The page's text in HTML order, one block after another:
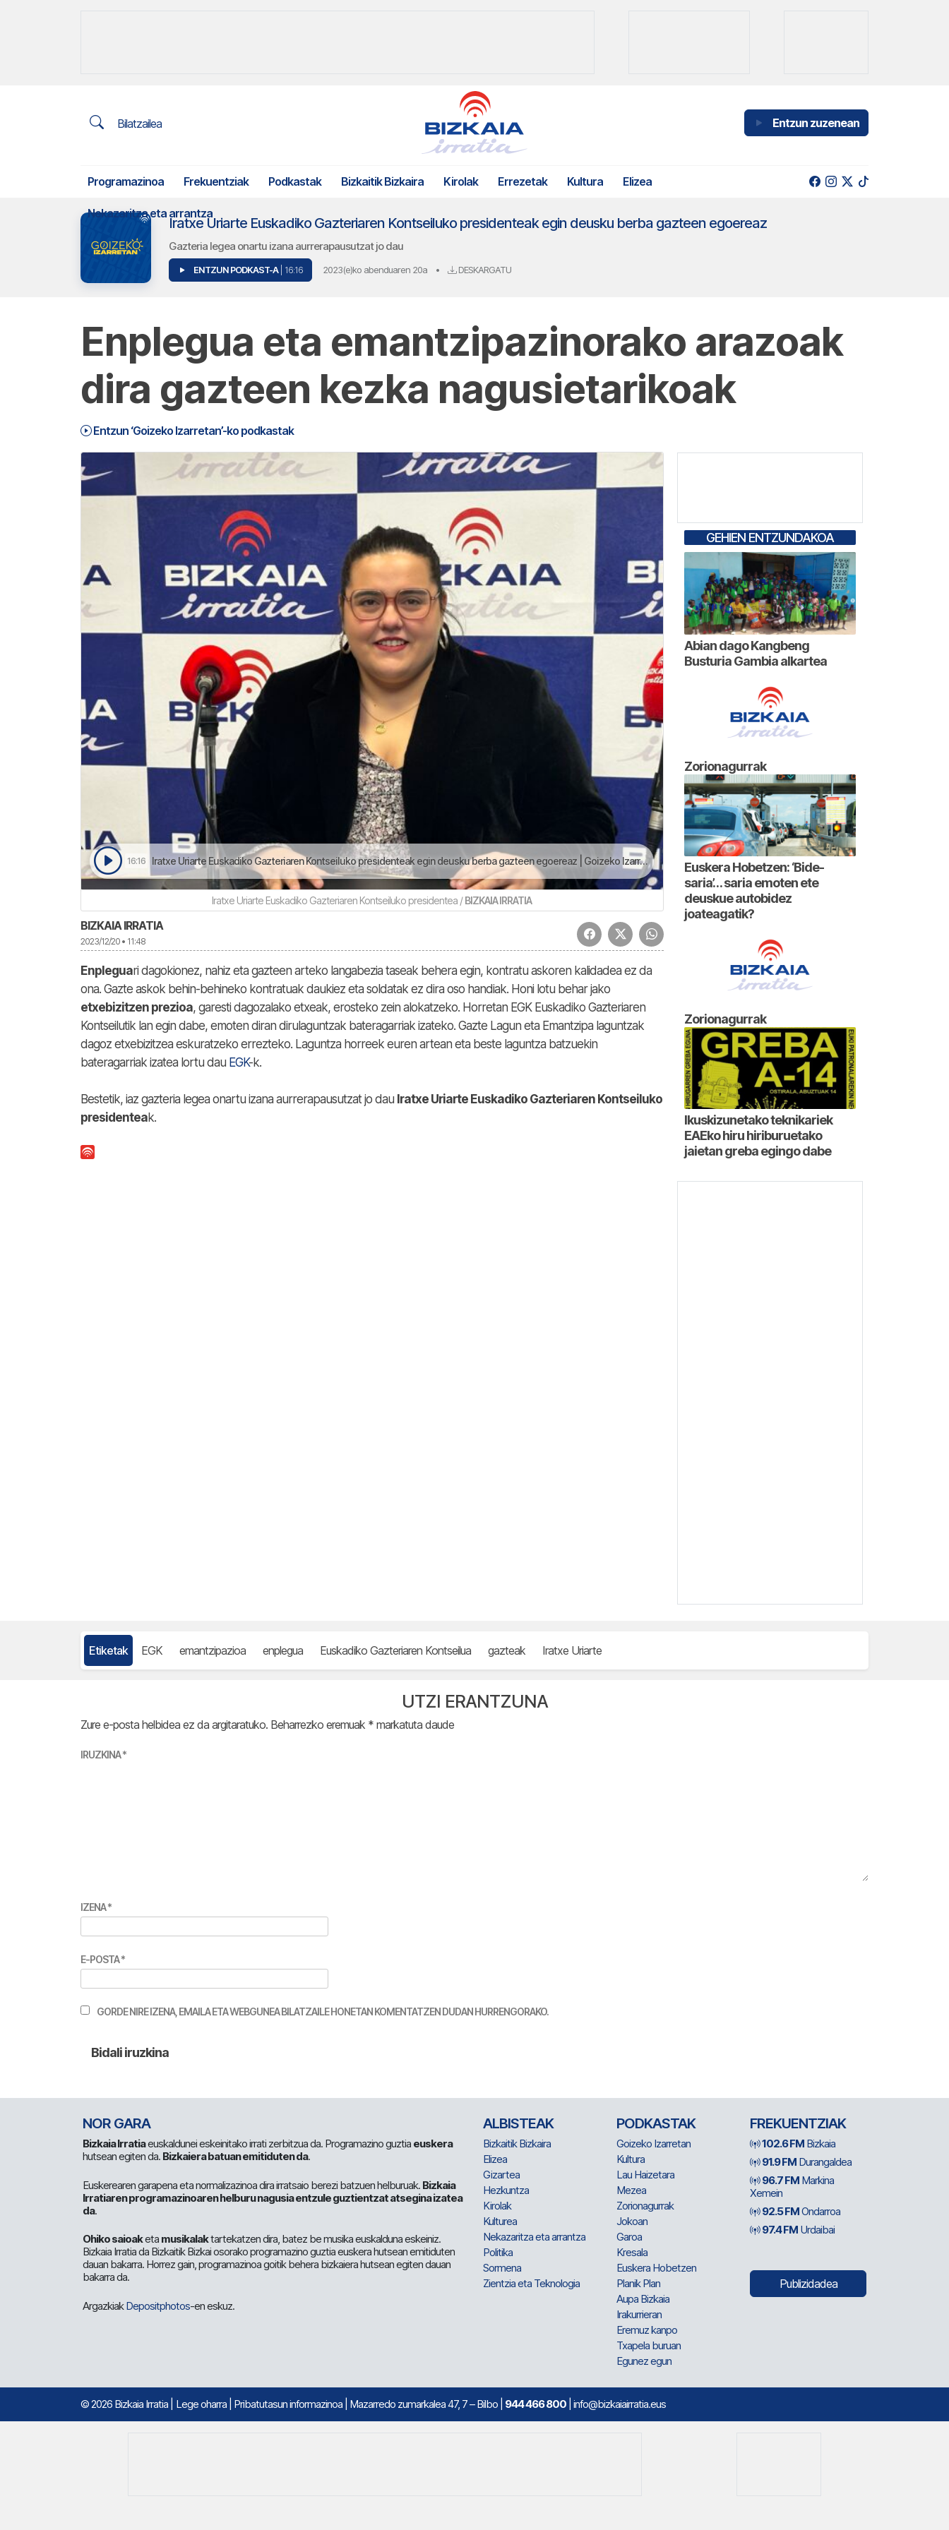
Bilatzailea Entzun zuzenean
Programazinoa Frekuentziak Podkastak Bizkaitik Bizkaira Kirolak Errezetak Kultura Elizea
Nekazaritza eta arrantza
Iratxe Uriarte Euskadiko Gazteriaren Kontseiluko presidenteak egin deusku berba gazteen egoereaz
Gazteria legea onartu izana aurrerapausutzat jo dau
ENTZUN PODKAST-A | 16:16 2023(e)ko abenduaren 20a • DESKARGATU
Enplegua eta emantzipazinorako arazoak
dira gazteen kezka nagusietarikoak
Entzun ‘Goizeko Izarretan’-ko podkastak
16:16 Iratxe Uriarte Euskadiko Gazteriaren Kontseiluko presidenteak egin deusku berba gazteen egoereaz | Goizeko Izarretan
Iratxe Uriarte Euskadiko Gazteriaren Kontseiluko presidentea /BIZKAIA IRRATIA
BIZKAIA IRRATIA
2023/12/20 • 11:48
Enpleguari dagokionez, nahiz eta gazteen arteko langabezia taseak behera egin, kontratu askoren kalidadea ez da
ona. Gazte askok behin-behineko kontratuak daukiez eta soldatak ez dira oso handiak. Honi lotu behar jako
etxebizitzen prezioa, garesti dagozalako etxeak, erosteko zein alokatzeko. Horretan EGK Euskadiko Gazteriaren
Kontseilutik lan egin dabe, emoten diran dirulaguntzak bateragarriak izateko. Gazte Lagun eta Emantzipa laguntzak
dagoz etxebizitzea eskuratzeko errezteko. Laguntza horreek euren artean eta beste laguntza batzuekin
bateragarriak izatea lortu dau EGK-k.
Bestetik, iaz gazteria legea onartu izana aurrerapausutzat jo dau Iratxe Uriarte Euskadiko Gazteriaren Kontseiluko
presidenteak.
GEHIEN ENTZUNDAKOA
Abian dago Kangbeng
Busturia Gambia alkartea
Zorionagurrak
Euskera Hobetzen: ‘Bide-
saria’… saria emoten ete
deuskue autobidez
joateagatik?
Zorionagurrak
Ikuskizunetako teknikariek
EAEko hiru hiriburuetako
jaietan greba egingo dabe
Etiketak EGK emantzipazioa enplegua Euskadiko Gazteriaren Kontseilua gazteak Iratxe Uriarte
UTZI ERANTZUNA
Zure e-posta helbidea ez da argitaratuko. Beharrezko eremuak * markatuta daude
IRUZKINA*
IZENA*
E-POSTA*
GORDE NIRE IZENA, EMAILA ETA WEBGUNEA BILATZAILE HONETAN KOMENTATZEN DUDAN HURRENGORAKO.
NOR GARA
Bizkaia Irratiaeuskaldunei eskeinitako irrati zerbitzua da. Programazino guztia euskera
hutsean egiten da. Bizkaiera batuan emitiduten da.
Euskerearen garapena eta normalizazinoa dira irratsaio berezi batzuen helburuak. Bizkaia
Irratiaren programazinoaren helburu nagusia entzule guztientzat atsegina izatea
da.
Ohiko saioaketa musikalaktartekatzen dira, batez be musika euskalduna eskeiniz.
Bizkaia Irratia da Bizkaitik Bizkai osorako programazino guztia euskera hutsean emitiduten
dauan bakarra. Horrez gain, programazinoa goitik behera bizkaiera hutsean egiten dauan
bakarra da.
ArgazkiakDepositphotos-en eskuz.
ALBISTEAK
Bizkaitik Bizkaira
Elizea
Gizartea
Hezkuntza
Kirolak
Kulturea
Nekazaritza eta arrantza
Politika
Sormena
Zientzia eta Teknologia
PODKASTAK
Goizeko Izarretan
Kultura
Lau Haizetara
Mezea
Zorionagurrak
Jokoan
Garoa
Kresala
Euskera Hobetzen
Planik Plan
Aupa Bizkaia
Irakurrieran
Eremuz kanpo
Txapela buruan
Egunez egun
FREKUENTZIAK
102.6 FM Bizkaia
91.9 FM Durangaldea
96.7 FM Markina
Xemein
92.5 FMOndarroa
97.4 FM Urdaibai
Publizidadea
© 2026 Bizkaia Irratia Lege oharra Pribatutasun informazinoa | Mazarredo zumarkalea 47, 7 – Bilbo | 944 466 800 | info@bizkaiairratia.eus